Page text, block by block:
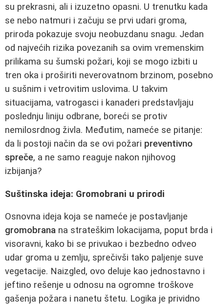
su prekrasni, ali i izuzetno opasni. U trenutku kada
se nebo natmuri i začuju se prvi udari groma,
priroda pokazuje svoju neobuzdanu snagu. Jedan
od najvećih rizika povezanih sa ovim vremenskim
prilikama su šumski požari, koji se mogo izbiti u
tren oka i proširiti neverovatnom brzinom, posebno
u sušnim i vetrovitim uslovima. U takvim
situacijama, vatrogasci i kanaderi predstavljaju
poslednju liniju odbrane, boreći se protiv
nemilosrdnog živla. Međutim, nameće se pitanje:
da li postoji način da se ovi požari preventivno
spreče, a ne samo reaguje nakon njihovog
izbijanja?
Suštinska ideja: Gromobrani u prirodi
Osnovna ideja koja se nameće je postavljanje
gromobrana na strateškim lokacijama, poput brda i
visoravni, kako bi se privukao i bezbedno odveo
udar groma u zemlju, sprečivši tako paljenje suve
vegetacije. Naizgled, ovo deluje kao jednostavno i
jeftino rešenje u odnosu na ogromne troškove
gašenja požara i nanetu štetu. Logika je prividno